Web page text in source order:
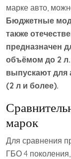
марке авто,
Бюджетные
также
предназначен
объёмом до 2
выпускают
(2 л и более).
марок
Для сравнения
ГБО 4